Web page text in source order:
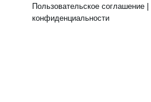
Пользовательское соглашение
конфиденциальности